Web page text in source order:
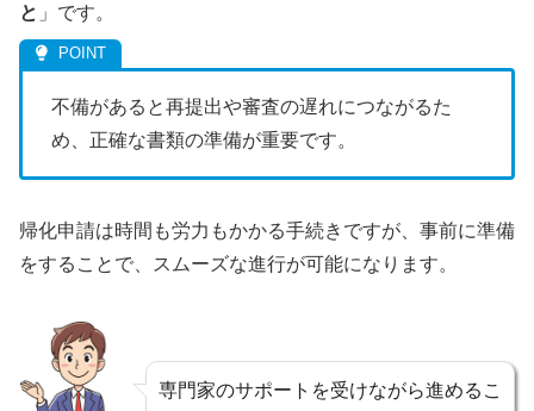
と 」です。
不備があると再提出や審査の遅れにつながるた
め、正確な書類の準備が重要です。
帰化申請は時間も労力もかかる手続きですが、事前に準備
をすることで、スムーズな進行が可能になります。
専門家のサポートを受けながら進めるこ